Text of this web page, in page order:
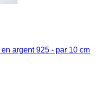
argent 925 - par 10 cm